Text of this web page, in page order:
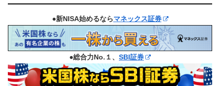
●新NISA始めるならマネックス証券
●総合力No.１、 SBI証券